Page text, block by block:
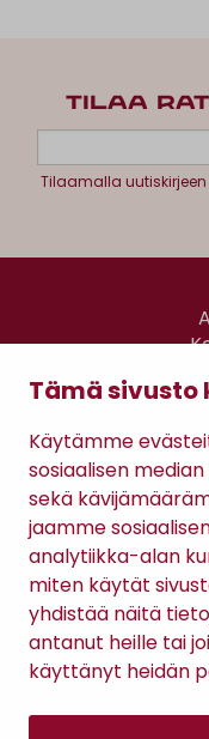
Tämä
Käytämme
sosiaalisen
sekä
jaamme
analytiikka-alan
miten käytät
yhdistää näitä
antanut heille tai
käyttänyt heidän
TILAA
Tilaamalla